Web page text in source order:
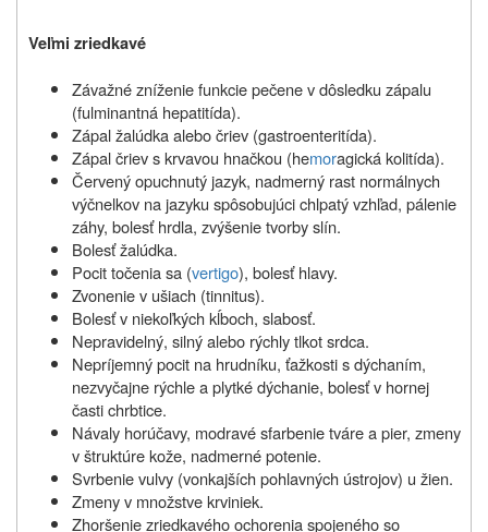
Veľmi zriedkavé
Závažné zníženie funkcie pečene v dôsledku zápalu
(fulminantná hepatitída).
Zápal žalúdka alebo čriev (gastroenteritída).
Zápal čriev s krvavou hnačkou (hemoragická kolitída).
Červený opuchnutý jazyk, nadmerný rast normálnych
výčnelkov na jazyku spôsobujúci chlpatý vzhľad, pálenie
záhy, bolesť hrdla, zvýšenie tvorby slín.
Bolesť žalúdka.
Pocit točenia sa (vertigo), bolesť hlavy.
Zvonenie v ušiach (tinnitus).
Bolesť v niekoľkých kĺboch, slabosť.
Nepravidelný, silný alebo rýchly tlkot srdca.
Nepríjemný pocit na hrudníku, ťažkosti s dýchaním,
nezvyčajne rýchle a plytké dýchanie, bolesť v hornej
časti chrbtice.
Návaly horúčavy, modravé sfarbenie tváre a pier, zmeny
v štruktúre kože, nadmerné potenie.
Svrbenie vulvy (vonkajších pohlavných ústrojov) u žien.
Zmeny v množstve krviniek.
Zhoršenie zriedkavého ochorenia spojeného so